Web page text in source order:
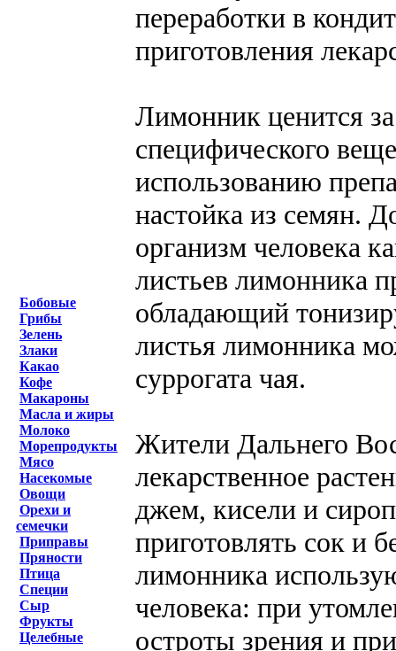
Бобовые
Грибы
Зелень
Злаки
Какао
Кофе
Макароны
Масла и жиры
Молоко
Морепродукты
Мясо
Насекомые
Овощи
Орехи и
семечки
Приправы
Пряности
Птица
Специи
Сыр
Фрукты
Целебные
переработки в
приготовления
Лимонник ценится
специфического
использованию
настойка из семян.
организм человека
листьев лимонника
обладающий
листья лимонника
суррогата чая.
Жители Дальнего
лекарственное
джем, кисели и
приготовлять сок и
лимонника
человека: при
остроты зрения и